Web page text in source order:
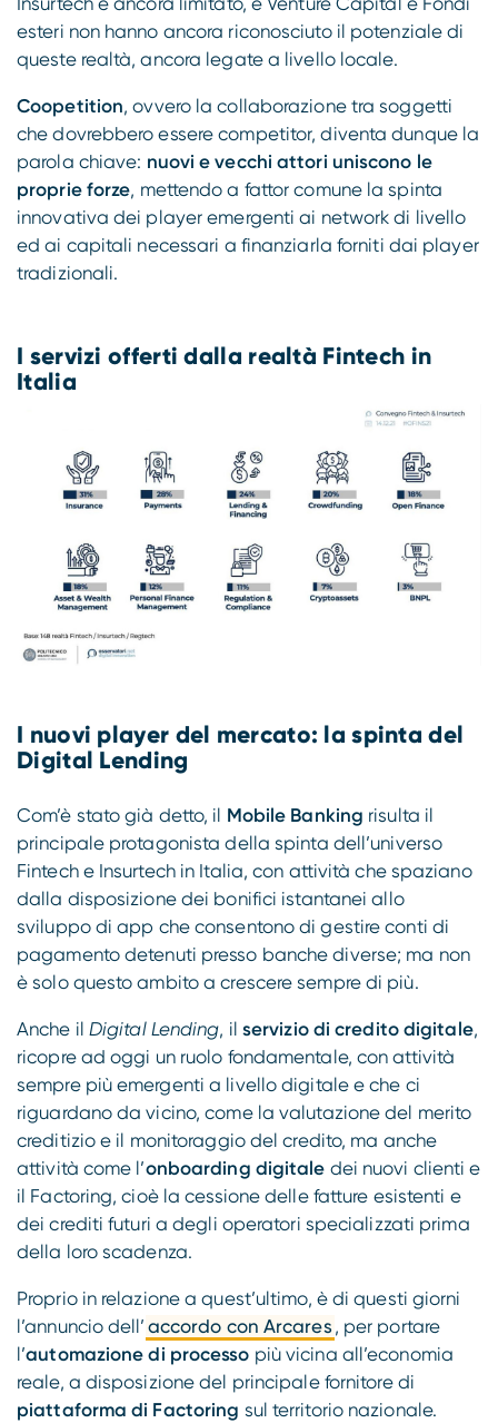
esteri non hanno ancora riconosciuto il potenziale di
queste realtà, ancora legate a livello locale.
Coopetition, ovvero la collaborazione tra soggetti
che dovrebbero essere competitor, diventa dunque la
parola chiave: nuovi e vecchi attori uniscono le
proprie forze, mettendo a fattor comune la spinta
innovativa dei player emergenti ai network di livello
ed ai capitali necessari a finanziarla forniti dai player
tradizionali.
I servizi offerti dalla realtà Fintech in
Italia
I nuovi player del mercato: la spinta del
Digital Lending
Com’è stato già detto, il Mobile Banking risulta il
principale protagonista della spinta dell’universo
Fintech e Insurtech in Italia, con attività che spaziano
dalla disposizione dei bonifici istantanei allo
sviluppo di app che consentono di gestire conti di
pagamento detenuti presso banche diverse; ma non
è solo questo ambito a crescere sempre di più.
Anche il Digital Lending, il servizio di credito digitale,
ricopre ad oggi un ruolo fondamentale, con attività
sempre più emergenti a livello digitale e che ci
riguardano da vicino, come la valutazione del merito
creditizio e il monitoraggio del credito, ma anche
attività come l’onboarding digitale dei nuovi clienti e
il Factoring, cioè la cessione delle fatture esistenti e
dei crediti futuri a degli operatori specializzati prima
della loro scadenza.
Proprio in relazione a quest’ultimo, è di questi giorni
l’annuncio dell’ accordo con Arcares, per portare
l’automazione di processo più vicina all’economia
reale, a disposizione del principale fornitore di
piattaforma di Factoring sul territorio nazionale.